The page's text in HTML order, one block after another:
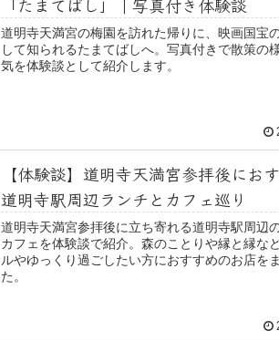
「たまてばし」｜写真付き体験談
道明寺天満宮の梅園を訪れた帰りに、映画国宝
して知られるたまてばしへ。写真付きで散策の
気を体験談として紹介します。
【体験談】道明寺天満宮参拝後にお
道明寺駅周辺ランチとカフェ巡り
道明寺天満宮参拝後に立ち寄れる道明寺駅周辺
カフェを体験談で紹介。森のことりや縁と縁な
ルやゆっくり過ごしたい方におすすめのお店を
た。